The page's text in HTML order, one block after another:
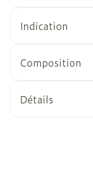
Indication
Composition
Détails